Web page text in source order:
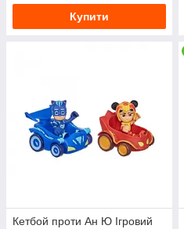
Купити
Кетбой проти Ан Ю Ігровий